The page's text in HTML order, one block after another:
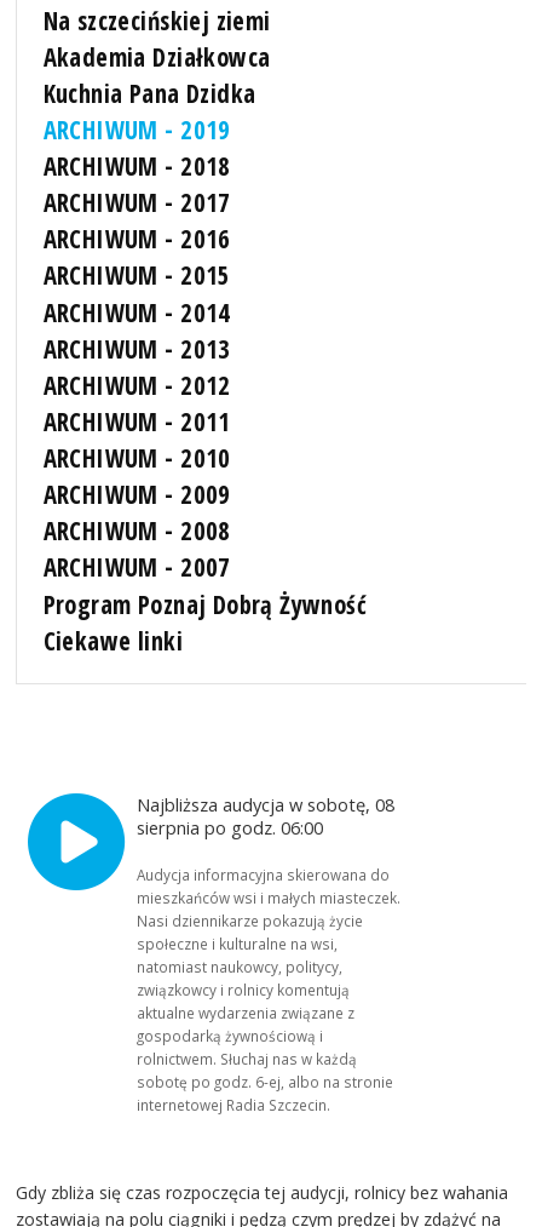
Na szczecińskiej ziemi
Akademia Działkowca
Kuchnia Pana Dzidka
ARCHIWUM - 2019
ARCHIWUM - 2018
ARCHIWUM - 2017
ARCHIWUM - 2016
ARCHIWUM - 2015
ARCHIWUM - 2014
ARCHIWUM - 2013
ARCHIWUM - 2012
ARCHIWUM - 2011
ARCHIWUM - 2010
ARCHIWUM - 2009
ARCHIWUM - 2008
ARCHIWUM - 2007
Program Poznaj Dobrą Żywność
Ciekawe linki
Najbliższa audycja w sobotę, 08
sierpnia po godz. 06:00
Audycja informacyjna skierowana do
mieszkańców wsi i małych miasteczek.
Nasi dziennikarze pokazują życie
społeczne i kulturalne na wsi,
natomiast naukowcy, politycy,
związkowcy i rolnicy komentują
aktualne wydarzenia związane z
gospodarką żywnościową i
rolnictwem. Słuchaj nas w każdą
sobotę po godz. 6-ej, albo na stronie
internetowej Radia Szczecin.
Gdy zbliża się czas rozpoczęcia tej audycji, rolnicy bez wahania
zostawiają na polu ciągniki i pędzą czym prędzej by zdążyć na